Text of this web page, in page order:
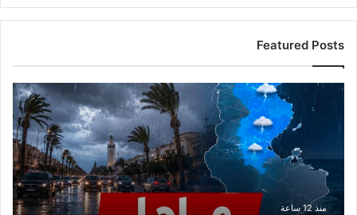
Featured Posts
الرصد
الجوي
يحذر
تقلبات
ليلية..
أمطار
ورياحمنذ 12 ساعة